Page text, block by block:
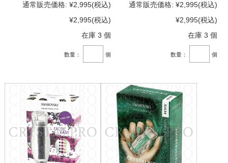
通常販売価格: ¥2,995(税込)
¥2,995(税込)
在庫 3 個
数量： 個
通常販売価格: ¥2,995(税込)
¥2,995(税込)
在庫 3 個
数量： 個